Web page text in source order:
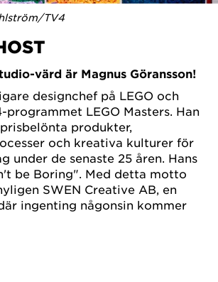
TV4
värd är Magnus Göransson!
designchef på LEGO och
programmet LEGO Masters. Han
produkter,
och kreativa kulturer för
under de senaste 25 åren. Hans
be Boring". Med detta motto
SWEN Creative AB, en
ingenting någonsin kommer